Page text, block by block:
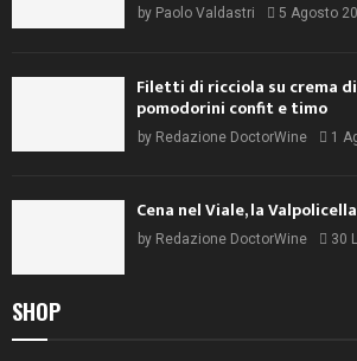
by Paolo Valdastri 5 Agosto
Filetti di ricciola su crema
pomodorini confit e timo
by Redazione DoctorWine 1
Cena nel Viale, la
by Redazione DoctorWine 30
SHOP